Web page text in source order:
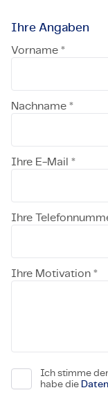
Ihre Angaben
Vorname *
Nachname *
Ihre E-Mail *
Ihre
Ihre Motivation *
Ich stimme
habe die